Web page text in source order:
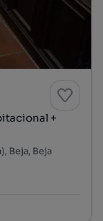
+
Beja, Beja